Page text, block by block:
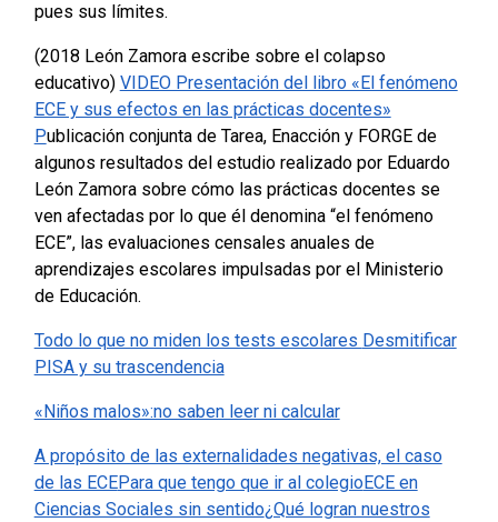
pues sus límites.
(2018 León Zamora escribe sobre el colapso
educativo) VIDEO Presentación del libro «El fenómeno
ECE y sus efectos en las prácticas docentes»
Publicación conjunta de Tarea, Enacción y FORGE de
algunos resultados del estudio realizado por Eduardo
León Zamora sobre cómo las prácticas docentes se
ven afectadas por lo que él denomina “el fenómeno
ECE”, las evaluaciones censales anuales de
aprendizajes escolares impulsadas por el Ministerio
de Educación.
Todo lo que no miden los tests escolares Desmitificar
PISA y su trascendencia
«Niños malos»:no saben leer ni calcular
A propósito de las externalidades negativas, el caso
de las ECEPara que tengo que ir al colegioECE en
Ciencias Sociales sin sentido¿Qué logran nuestros